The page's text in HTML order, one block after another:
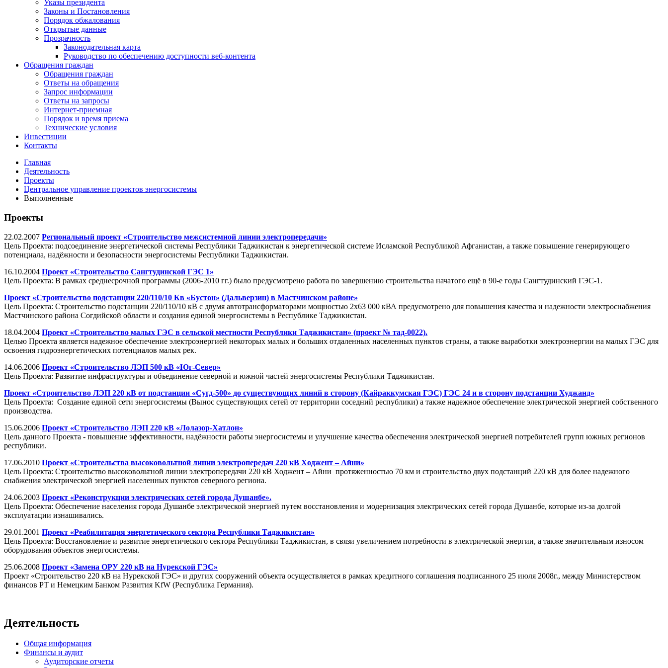
Указы президента
Законы и Постановления
Порядок обжалования
Открытые данные
Прозрачность
Законодательная карта
Руководство по обеспечению доступности веб-контента
Обращения граждан
Обращения граждан
Ответы на обращения
Запрос информации
Ответы на запросы
Интернет-приемная
Порядок и время приема
Технические условия
Инвестиции
Контакты
Главная
Деятельность
Проекты
Центральное управление проектов энергосистемы
Выполненные
Проекты
22.02.2007 Региональный проект «Строительство межсистемной линии электропередачи»
Цель Проекта: подсоединение энергетической системы Республики Таджикистан к энергетической системе Исламской Республикой Афганистан, а также повышение генерирующего
потенциала, надёжности и безопасности энергосистемы Республики Таджикистан.
16.10.2004 Проект «Строительство Сангтудинской ГЭС 1»
Цель Проекта: В рамках среднесрочной программы (2006-2010 гг.) было предусмотрено работа по завершению строительства начатого ещё в 90-е годы Сангтудинский ГЭС-1.
Проект «Строительство подстанции 220/110/10 Кв «Бустон» (Дальверзин) в Мастчинском районе»
Цель Проекта: Строительство подстанции 220/110/10 кВ с двумя автотрансформаторами мощностью 2х63 000 кВА предусмотрено для повышения качества и надежности электроснабжения
Мастчинского района Согдийской области и создания единой энергосистемы в Республике Таджикистан.
18.04.2004 Проект «Строительство малых ГЭС в сельской местности Республики Таджикистан» (проект № тад-0022).
Целью Проекта является надежное обеспечение электроэнергией некоторых малых и больших отдаленных населенных пунктов страны, а также выработки электроэнергии на малых ГЭС для
освоения гидроэнергетических потенциалов малых рек.
14.06.2006 Проект «Строительство ЛЭП 500 кВ «Юг-Север»
Цель Проекта: Развитие инфраструктуры и объединение северной и южной частей энергосистемы Республики Таджикистан.
Проект «Строительство ЛЭП 220 кВ от подстанции «Сугд-500» до существующих линий в сторону (Кайраккумская ГЭС) ГЭС 24 и в сторону подстанции Худжанд»
Цель Проекта: Создание единой сети энергосистемы (Вынос существующих сетей от территории соседний республики) а также надежное обеспечение электрической энергией собственного
производства.
15.06.2006 Проект «Строительство ЛЭП 220 кВ «Лолазор-Хатлон»
Цель данного Проекта - повышение эффективности, надёжности работы энергосистемы и улучшение качества обеспечения электрической энергией потребителей групп южных регионов
республики.
17.06.2010 Проект «Строительства высоковольтной линии электропередач 220 кВ Ходжент – Айни»
Цель Проекта: Строительство высоковольтной линии электропередачи 220 кВ Ходжент – Айни протяженностью 70 км и строительство двух подстанций 220 кВ для более надежного
снабжения электрической энергией населенных пунктов северного региона.
24.06.2003 Проект «Реконструкции электрических сетей города Душанбе».
Цель Проекта: Обеспечение населения города Душанбе электрической энергией путем восстановления и модернизация электрических сетей города Душанбе, которые из-за долгой
эксплуатации изнашивались.
29.01.2001 Проект «Реабилитация энергетического сектора Республики Таджикистан»
Цель Проекта: Восстановление и развитие энергетического сектора Республики Таджикистан, в связи увеличением потребности в электрической энергии, а также значительным износом
оборудования объектов энергосистемы.
25.06.2008 Проект «Замена ОРУ 220 кВ на Нурекской ГЭС»
Проект «Строительство 220 кВ на Нурекской ГЭС» и других сооружений объекта осуществляется в рамках кредитного соглашения подписанного 25 июля 2008г., между Министерством
финансов РТ и Немецким Банком Развития KfW (Республика Германия).
Деятельность
Общая информация
Финансы и аудит
Аудиторские отчеты